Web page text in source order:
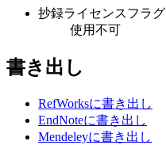
抄録ライセンスフラグ
使用不可
書き出し
RefWorksに書き出し
EndNoteに書き出し
Mendeleyに書き出し